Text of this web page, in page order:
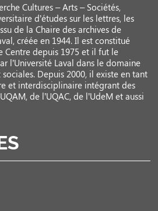
Cultures – Arts – Sociétés,
d’études sur les lettres, les
de la Chaire des archives de
créée en 1944. Il est constitué
depuis 1975 et il fut le
l’Université Laval dans le domaine
Depuis 2000, il existe en tant
et interdisciplinaire intégrant des
de l’UQAC, de l’UdeM et aussi